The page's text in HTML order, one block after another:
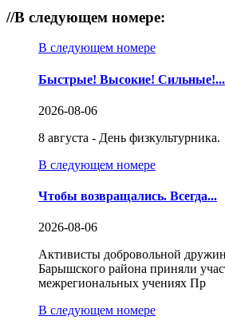
//В следующем номере:
В следующем номере
Быстрые! Высокие! Сильные!...
2026-08-06
8 августа - День физкультурника.
В следующем номере
Чтобы возвращались. Всегда...
2026-08-06
Активисты добровольной
Барышского района приняли
межрегиональных учениях Пр
В следующем номере